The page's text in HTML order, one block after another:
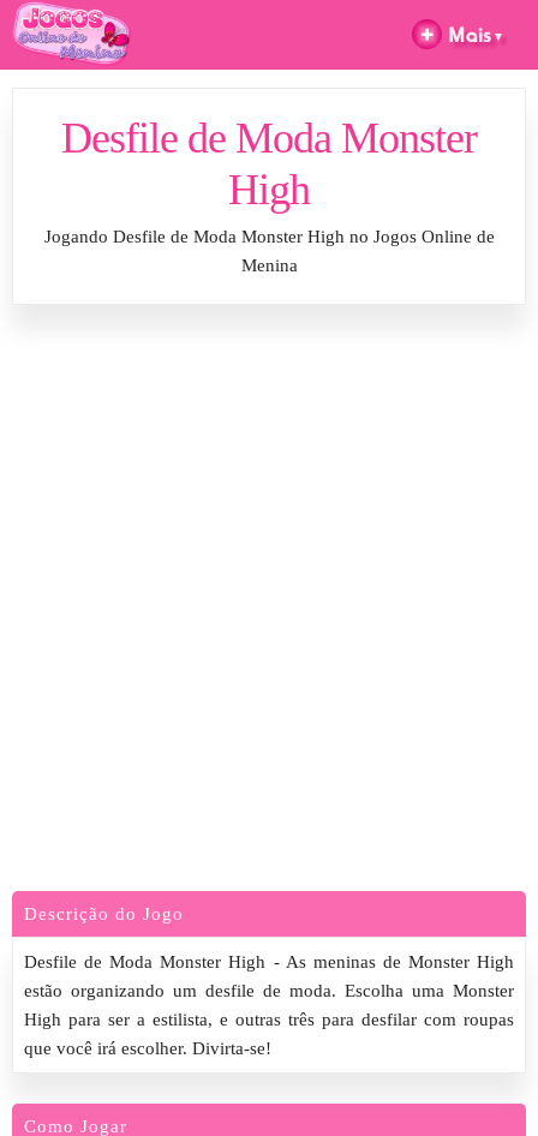
Desfile de Moda Monster
High
Jogando Desfile de Moda Monster High no Jogos Online de
Menina
Descrição do Jogo
Desfile de Moda Monster High - As meninas de Monster High
estão organizando um desfile de moda. Escolha uma Monster
High para ser a estilista, e outras três para desfilar com roupas
que você irá escolher. Divirta-se!
Como Jogar